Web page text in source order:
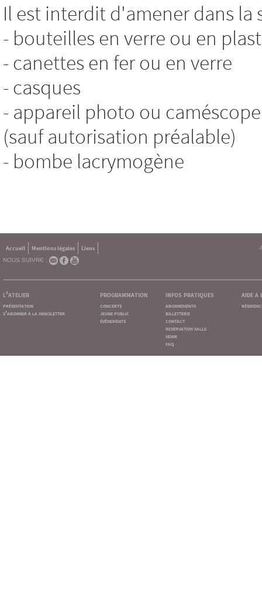
Il est interdit d'amener dans la
- bouteilles en verre ou en
- canettes en fer ou en verre
- casques
- appareil photo ou
(sauf autorisation préalable)
- bombe lacrymogène
Accueil Mentions légales
Liens
NOUS SUIVRE :
l'atelier
présentation
s'abonner à la newsletter
programmation
concerts
jeune public
événements
infos pratiques
abonnements
billetterie
contact
reservation salle
venir
faq
aide